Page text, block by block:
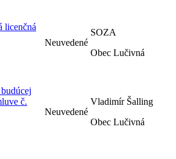
licenčná
Neuvedené
SOZA
Obec Lučivná
č.
Neuvedené
Vladimír Šalling
Obec Lučivná